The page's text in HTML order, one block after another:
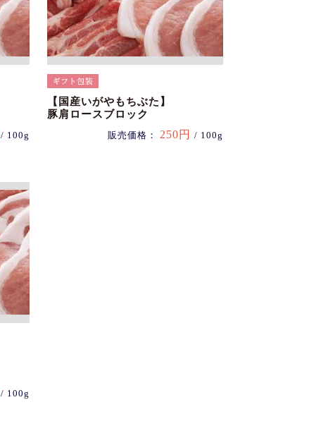
/ 100g
【国産いがやもちぶた】
豚肩ロースブロック
販売価格： 250円 / 100g
/ 100g